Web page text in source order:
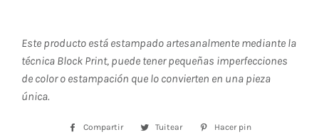
Este producto está estampado artesanalmente mediante la
técnica Block Print, puede tener pequeñas imperfecciones
de color o estampación que lo convierten en una pieza
única.
Compartir
CompartirTuitear
TuitearHacer pin